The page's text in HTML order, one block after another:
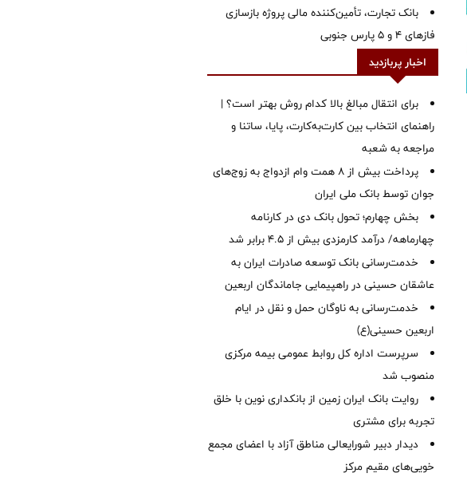
بانک تجارت، تأمین‌کننده مالی پروژه بازسازی
فازهای ۴ و ۵ پارس جنوبی
اخبار پربازدید
برای انتقال مبالغ بالا کدام روش بهتر است؟ |
راهنمای انتخاب بین کارت‌به‌کارت، پایا، ساتنا و
مراجعه به شعبه
پرداخت بیش از ۸ همت وام ازدواج به زوج‌های
جوان توسط بانک ملی ایران
بخش چهارم؛ تحول بانک دی در کارنامه
چهارماهه/ درآمد کارمزدی بیش از ۴.۵ برابر شد
خدمت‌رسانی بانک توسعه صادرات ایران به
عاشقان حسینی در راهپیمایی جاماندگان اربعین
خدمت‌رسانی به ناوگان حمل و نقل در ایام
اربعین حسینی(ع)
سرپرست اداره کل روابط عمومی بیمه مرکزی
منصوب شد
روایت بانک ایران زمین از بانکداری نوین با خلق
تجربه برای مشتری
دیدار دبیر شورایعالی مناطق آزاد با اعضای مجمع
خویی‌های مقیم مرکز